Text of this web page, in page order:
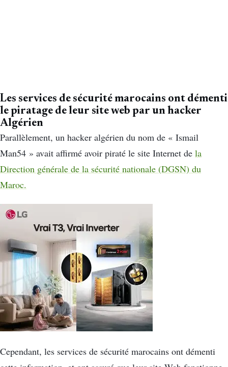
Les services de sécurité marocains ont démenti
le piratage de leur site web par un hacker
Algérien
Parallèlement, un hacker algérien du nom de « Ismail
Man54 » avait affirmé avoir piraté le site Internet de la
Direction générale de la sécurité nationale (DGSN) du
Maroc.
Cependant, les services de sécurité marocains ont démenti